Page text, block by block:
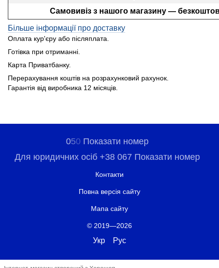
Самовивіз з нашого магазину —
Більше інформації про доставку
Оплата кур'єру або післяплата.
Готівка при отриманні.
Карта Приватбанку.
Перерахування коштів на розрахунковий рахунок.
Гарантія від виробника 12 місяців.
050 Показати номер
Для юридичних осіб +38 067 Показати номер
Контакти
Повна версія сайту
Мапа сайту
© 2019—2026
Укр Рус